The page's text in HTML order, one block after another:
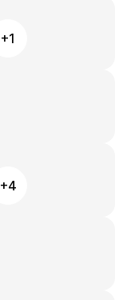
+1
+4